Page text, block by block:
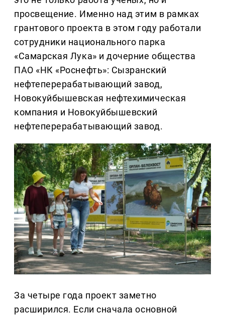
просвещение. Именно над этим в рамках
грантового проекта в этом году работали
сотрудники национального парка
«Самарская Лука» и дочерние общества
ПАО «НК «Роснефть»: Сызранский
нефтеперерабатывающий завод,
Новокуйбышевская нефтехимическая
компания и Новокуйбышевский
нефтеперерабатывающий завод.
За четыре года проект заметно
расширился. Если сначала основной